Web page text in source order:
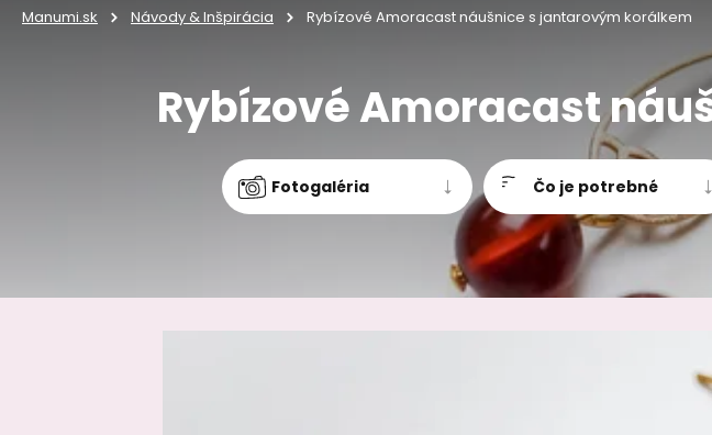
Manumi.sk Návody & Inšpirácia Rybízové Amoracast náušnice s jantarovým korálkem
Rybízové Amoracast
Fotogaléria Čo je potrebné